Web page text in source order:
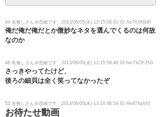
44 名無しさん＠恐縮です：2013/06/05(水) 13:15:09.91 ID:Az7IURBd0
俺だ俺だ俺だとか微妙なネタを選んでくるのは何故
なのか
48 名無しさん＠恐縮です：2013/06/05(水) 13:15:59.48 ID:hmTkOFZh0
さっきやってたけど、
後ろの細貝は全く笑ってなかったぞ
53 名無しさん＠恐縮です：2013/06/05(水) 13:16:48.54 ID:Hk8T6aVI0
お待たせ動画